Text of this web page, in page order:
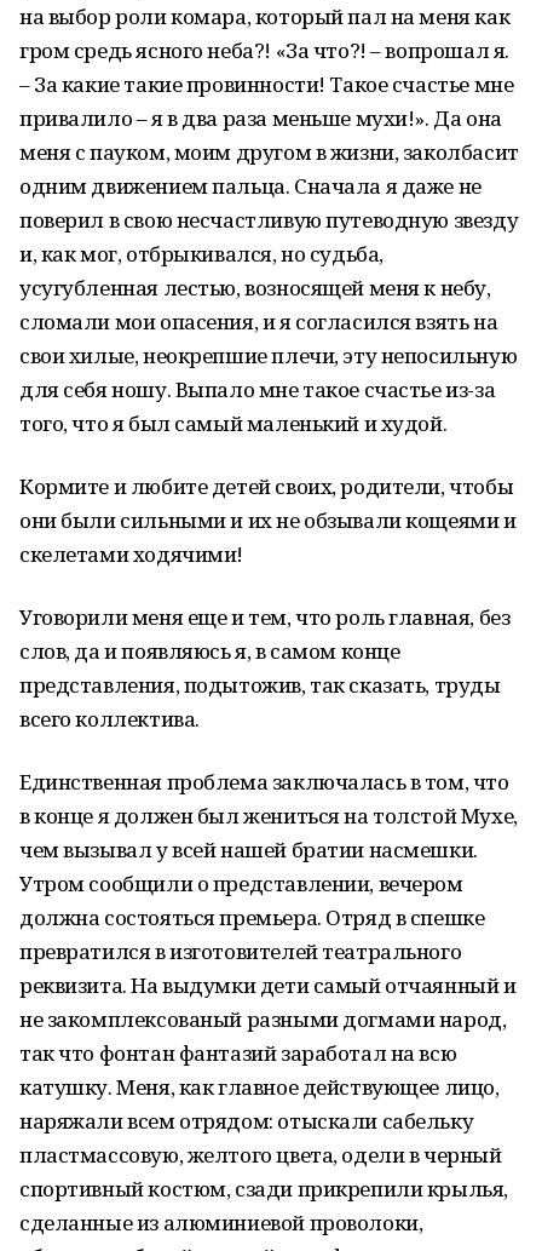
на выбор роли комара, который пал на меня как
гром средь ясного неба?! «За что?! – вопрошал я.
– За какие такие провинности! Такое счастье мне
привалило – я в два раза меньше мухи!». Да она
меня с пауком, моим другом в жизни, заколбасит
одним движением пальца. Сначала я даже не
поверил в свою несчастливую путеводную звезду
и, как мог, отбрыкивался, но судьба,
усугубленная лестью, возносящей меня к небу,
сломали мои опасения, и я согласился взять на
свои хилые, неокрепшие плечи, эту непосильную
для себя ношу. Выпало мне такое счастье из-за
того, что я был самый маленький и худой.
Кормите и любите детей своих, родители, чтобы
они были сильными и их не обзывали кощеями и
скелетами ходячими!
Уговорили меня еще и тем, что роль главная, без
слов, да и появляюсь я, в самом конце
представления, подытожив, так сказать, труды
всего коллектива.
Единственная проблема заключалась в том, что
в конце я должен был жениться на толстой Мухе,
чем вызывал у всей нашей братии насмешки.
Утром сообщили о представлении, вечером
должна состояться премьера. Отряд в спешке
превратился в изготовителей театрального
реквизита. На выдумки дети самый отчаянный и
не закомплексованый разными догмами народ,
так что фонтан фантазий заработал на всю
катушку. Меня, как главное действующее лицо,
наряжали всем отрядом: отыскали сабельку
пластмассовую, желтого цвета, одели в черный
спортивный костюм, сзади прикрепили крылья,
сделанные из алюминиевой проволоки,